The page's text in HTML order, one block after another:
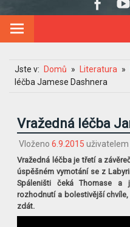
Jste v: Domů Literatura
léčba Jamese Dashnera
Vražedná léčba
Vloženo 6.9.2015 uživatelem
Vražedná léčba je třetí a
úspěšném vymotání se z
Spáleništi čeká Thomase a
rozhodnutí a bolestivější
zdát.